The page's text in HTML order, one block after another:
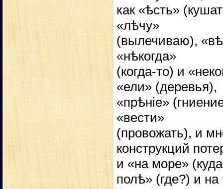
как «ѣсть»
«лѣчу»
(вылечиваю),
«нѣкогда»
(когда-то) и
«ели» (деревья),
«прѣніе»
«вести»
(провожать), и
конструкций
и «на море»
полѣ» (где?) и